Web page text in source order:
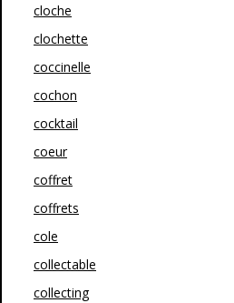
cloche
clochette
coccinelle
cochon
cocktail
coeur
coffret
coffrets
cole
collectable
collecting